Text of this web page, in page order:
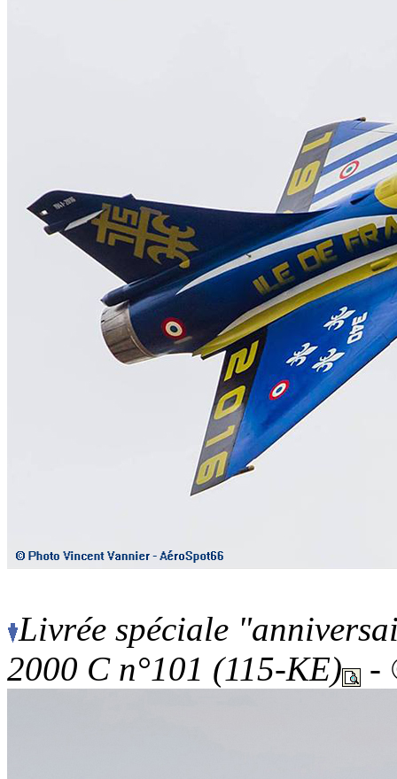
Livrée spéciale
2000 C n°101 (115-KE)
-